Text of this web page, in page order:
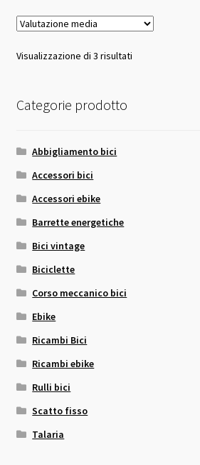
Visualizzazione di 3 risultatiValutazione
Categorie prodotto
Abbigliamento bici
Accessori bici
Accessori ebike
Barrette energetiche
Bici vintage
Biciclette
Corso meccanico bici
Ebike
Ricambi Bici
Ricambi ebike
Rulli bici
Scatto fisso
Talaria